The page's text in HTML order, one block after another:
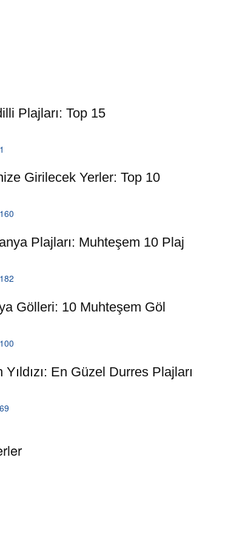
Plajları: Top 15
Girilecek Yerler: Top 10
160
Plajları: Muhteşem 10 Plaj
182
Gölleri: 10 Muhteşem Göl
100
Yıldızı: En Güzel Durres Plajları
69